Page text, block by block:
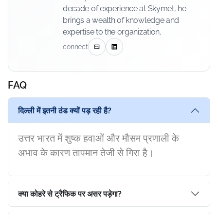
decade of experience at Skymet, he
brings a wealth of knowledge and
expertise to the organization.
connect
FAQ
दिल्ली में इतनी ठंड क्यों पड़ रही है?
उत्तर भारत में शुष्क हवाओं और मौसम प्रणाली के
अभाव के कारण तापमान तेजी से गिरा है।
क्या कोहरे से ट्रैफिक पर असर पड़ेगा?